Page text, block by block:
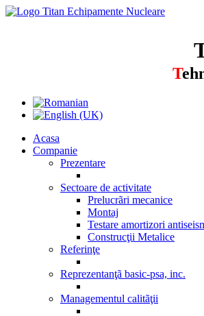
T
Acasa
Companie
Prezentare
Sectoare de activitate
Prelucrãri mecanice
Montaj
Testare amortizori
Construcţii Metalice
Referinţe
Reprezentanţã basic-psa, inc.
Managementul calitãţii